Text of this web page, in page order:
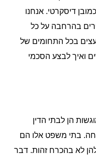
דיסקרטי. אנחנו
בהרחבה על כל
בכל התחומים של
ואיך לבצע הסכמי
הן לבתי הדין
בתי משפט אלו הם
לא בהכרח זהות. דבר